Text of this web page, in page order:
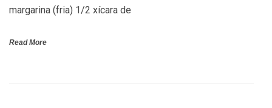
margarina (fria) 1/2 xícara de
Read More